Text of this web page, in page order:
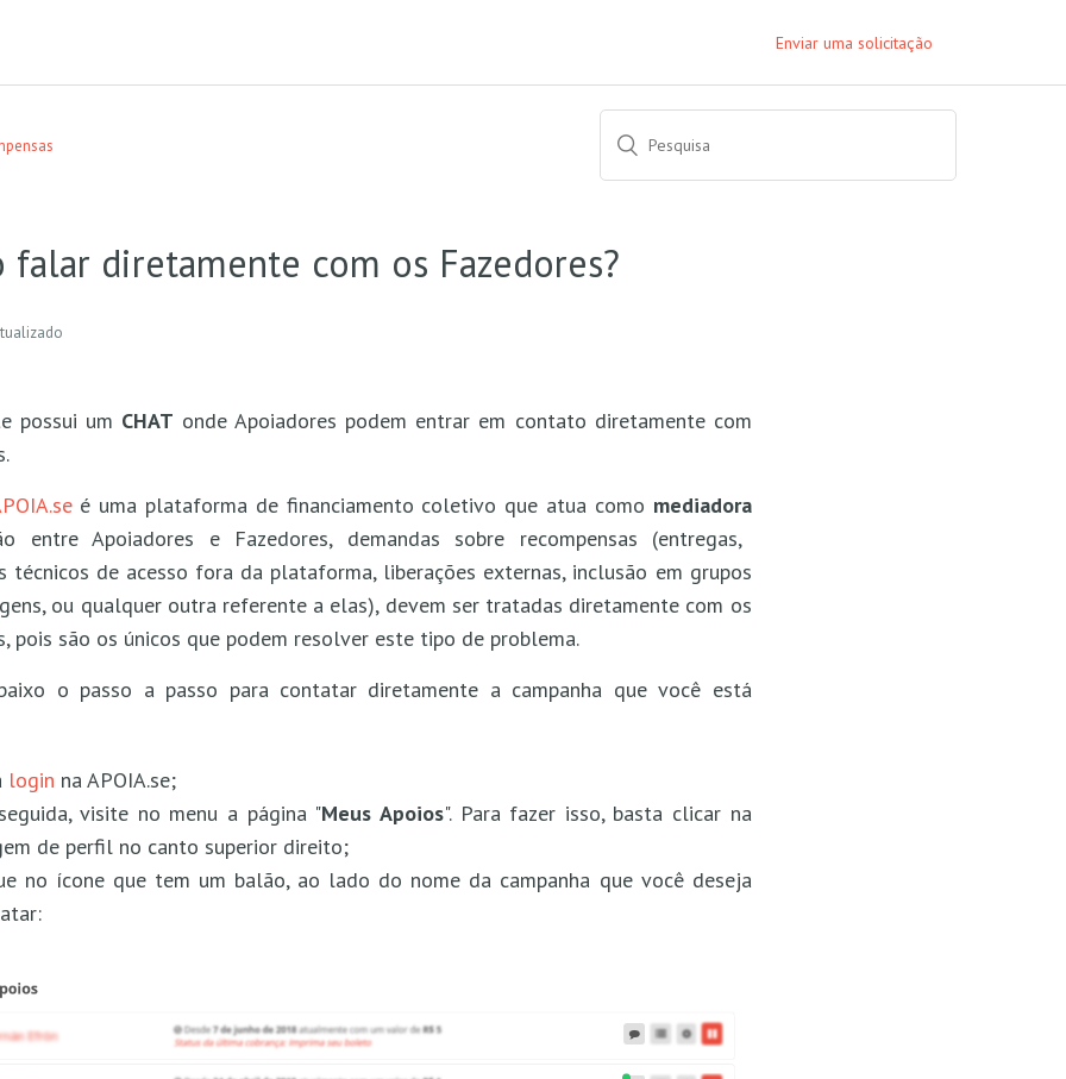
Enviar uma solicitação
falar diretamente com os Fazedores?
possui um CHAT onde Apoiadores podem entrar em contato diretamente com
é uma plataforma de financiamento coletivo que atua como mediadora
entre Apoiadores e Fazedores, demandas sobre recompensas (entregas,
técnicos de acesso fora da plataforma, liberações externas, inclusão em grupos
ou qualquer outra referente a elas), devem ser tratadas diretamente com os
pois são os únicos que podem resolver este tipo de problema.
o passo a passo para contatar diretamente a campanha que você está
login na APOIA.se;
visite no menu a página "Meus Apoios". Para fazer isso, basta clicar na
de perfil no canto superior direito;
no ícone que tem um balão, ao lado do nome da campanha que você deseja